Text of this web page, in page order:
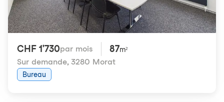
CHF 1'730par mois 87m²
Sur demande, 3280 Morat
Bureau